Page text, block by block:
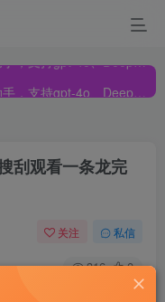
、DeepSeek、Claude🔥🔥🔥🔥
刮观看一条龙完
关注 私信
316 0